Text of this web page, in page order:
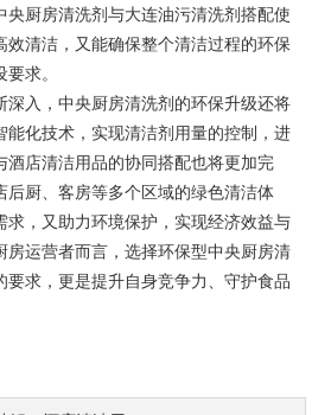
央厨房清洗剂与大连油污清洗剂搭配使
效清洁，又能确保整个清洁过程的环保
求。
深入，中央厨房清洗剂的环保升级还将
能化技术，实现清洁剂用量的控制，进
酒店清洁用品的协同搭配也将更加完
后厨、客房等多个区域的绿色清洁体
求，又助力环境保护，实现经济效益与
房运营者而言，选择环保型中央厨房清
要求，更是提升自身竞争力、守护食品